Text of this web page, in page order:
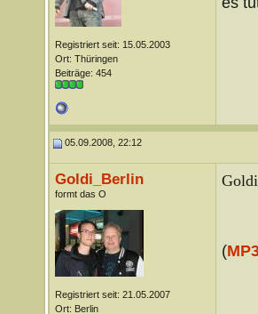
Registriert seit: 15.05.2003
Ort: Thüringen
Beiträge: 454
05.09.2008, 22:12
Goldi_Berlin
formt das O
Registriert seit: 21.05.2007
Ort: Berlin
(